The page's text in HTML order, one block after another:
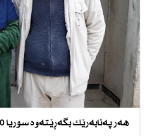
هەر پەنابەرێك بگەڕێتەوە سوریا 100 دۆلاری پێدەدرێت